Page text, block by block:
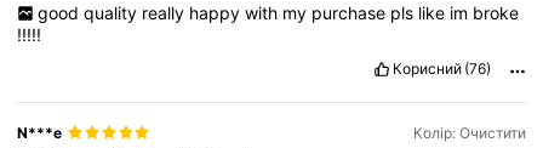
good quality really happy with my purchase pls like im broke
!!!!!
Корисний (76)
N***e Колір: Очистити